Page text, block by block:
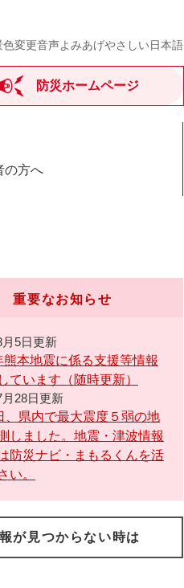
色変更音声よみあげやさしい日本語
防災ホームページ
の方へ
重要なお知らせ
月5日更新
熊本地震に係る支援等情報
ています（随時更新）
月28日更新
、県内で最大震度５弱の地
しました。地震・津波情報
防災ナビ・まもるくんを活
い。
が見つからない時は